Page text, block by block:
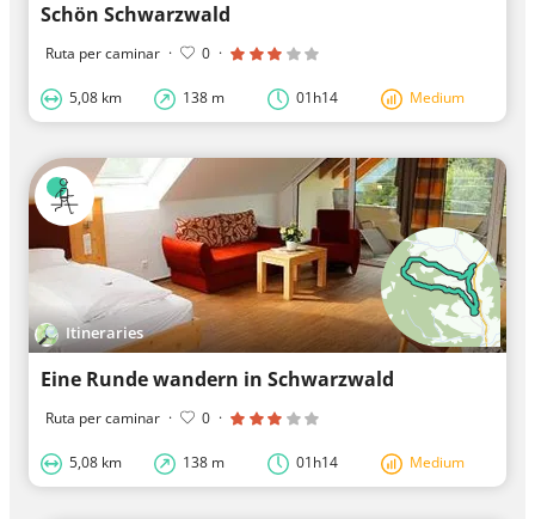
Schön Schwarzwald
Ruta per caminar · 0 ·
5,08 km 138 m 01h14 Medium
Itineraries
Eine Runde wandern in Schwarzwald
Ruta per caminar · 0 ·
5,08 km 138 m 01h14 Medium